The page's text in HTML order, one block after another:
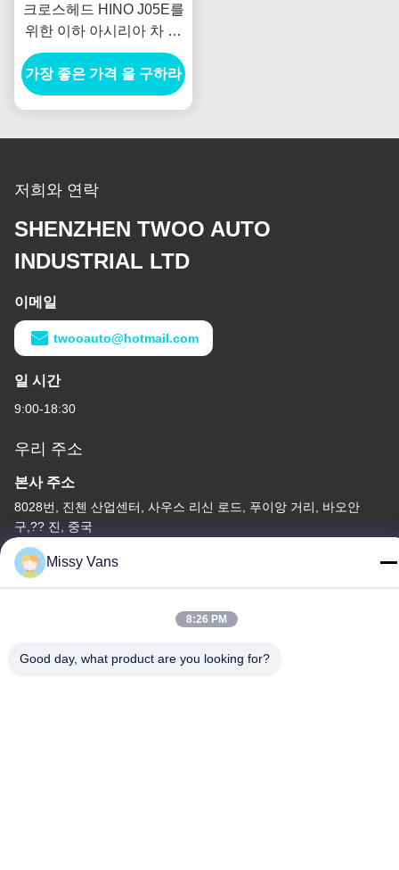
크로스헤드 HINO J05E를
위한 이하 아시리아 차 발
전기 발전기
VH137061080A 새로운
네덜란드 E385 E215
가장 좋은 가격 을 구하라
저희와 연락
SHENZHEN TWOO AUTO
INDUSTRIAL LTD
이메일
twooauto@hotmail.com
일 시간
9:00-18:30
우리 주소
본사 주소
8028번, 진첸 산업센터, 사우스 리신 로드, 푸이앙 거리, 바오안
구,?? 진, 중국
공장 주소
아니오 1010년, 남쪽 Qiaohe Rd, Qiaotou, Fuyong의 Bao'an 지역,
+86-185-7643-6547
Missy Vans
8:26 PM
Good day, what product are you looking for?